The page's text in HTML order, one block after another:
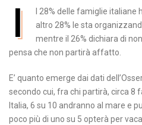
I
l 28% delle famiglie italiane
altro 28% le sta
mentre il 26% dichiara di
pensa che non partirà affatto.
E’ quanto emerge dai dati
secondo cui, fra chi partirà, circa 8
Italia, 6 su 10 andranno al mare e
poco più di uno su 5 opterà per